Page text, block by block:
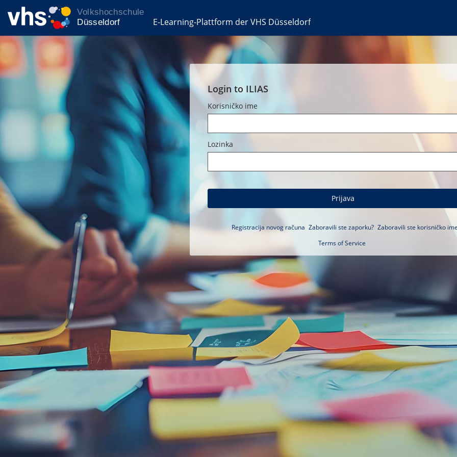
E-Learning-Plattform der VHS Düsseldorf
Login to ILIAS
Korisničko ime
Lozinka
Prijava
Registracija novog računa Zaboravili ste zaporku? Zaboravili ste korisničko
Terms of Service